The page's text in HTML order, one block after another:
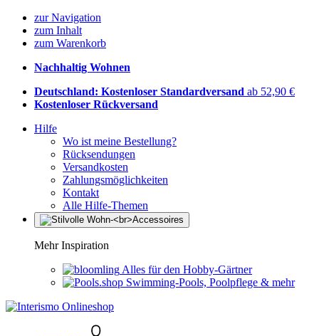
zur Navigation
zum Inhalt
zum Warenkorb
Nachhaltig Wohnen
Deutschland: Kostenloser Standardversand ab 52,90 €
Kostenloser Rückversand
Hilfe
Wo ist meine Bestellung?
Rücksendungen
Versandkosten
Zahlungsmöglichkeiten
Kontakt
Alle Hilfe-Themen
Mehr Inspiration
Alles für den Hobby-Gärtner
Swimming-Pools, Poolpflege & mehr